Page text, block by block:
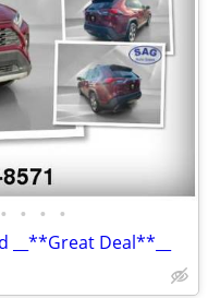
• • • •
Deal**__